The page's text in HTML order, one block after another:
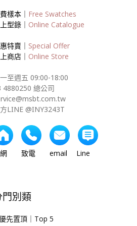
樣本｜ Free Swatches
型錄｜ Online Catalogue
特賣｜ Special Offer
商店｜ Online Store
至週五 09:00-18:00
4880250 總公司
LINE @INY3243T
網 致電 email Line
門別類
先置頂｜Top 5